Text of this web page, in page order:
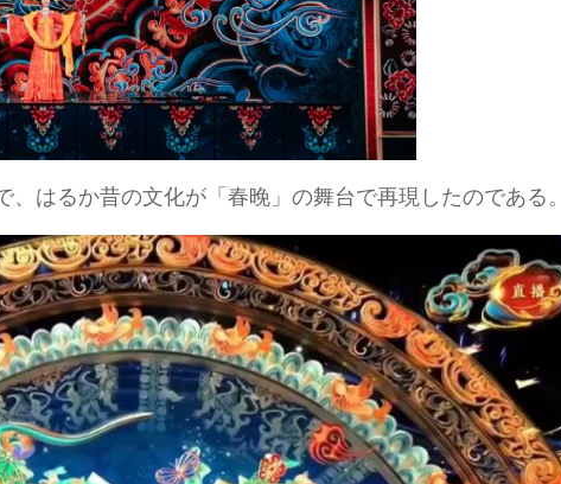
はるか昔の文化が「春晚」の舞台で再現したのである。